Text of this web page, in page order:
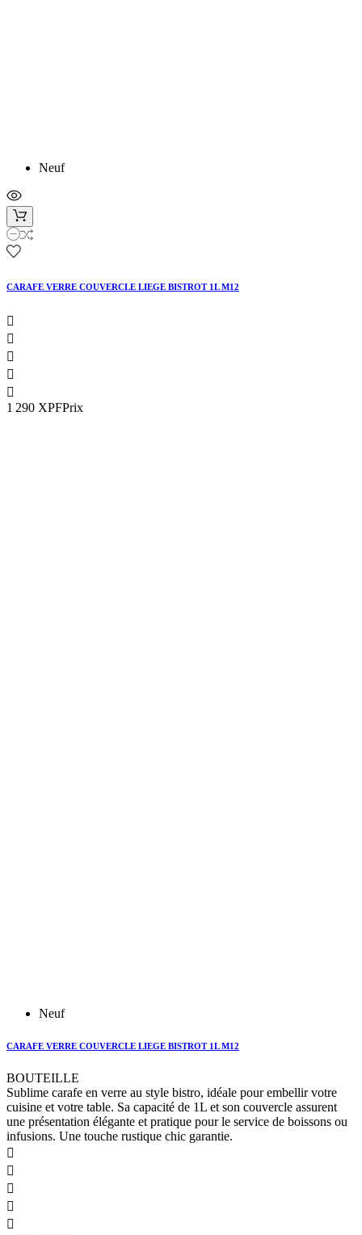
Neuf
CARAFE VERRE COUVERCLE LIEGE BISTROT 1L M12





1 290 XPFPrix
Neuf
CARAFE VERRE COUVERCLE LIEGE BISTROT 1L M12
BOUTEILLE
Sublime carafe en verre au style bistro, idéale pour embellir votre
cuisine et votre table. Sa capacité de 1L et son couvercle assurent
une présentation élégante et pratique pour le service de boissons ou
infusions. Une touche rustique chic garantie.




